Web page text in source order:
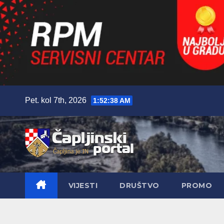
content
Pet. kol 7th, 2026 1:52:40 AM
VIJESTI DRUŠTVO PROMO